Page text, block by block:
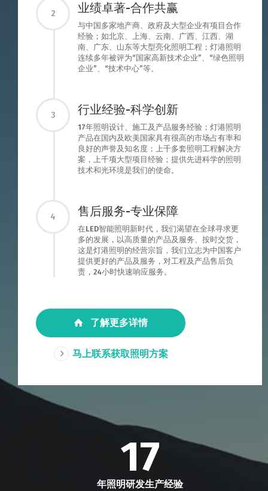
2 业绩卓著-合作共赢
与中国多家地产商、政府及大型企业有项目合作
经验；如北京、上海、云南、广西、江西、湖
南、广东、山东等大型亮化照明工程；灯港照明
连续多年被评为“国家高新技术企业”、“绿色照明
企业”、“技术中心”等。
3 行业经验-科学创新
17年照明设计、施工及产品服务经验；灯港照明
产品在国内及欧美国家具有很高的市场占有率和
良好的声誉及知名度；上千多套照明工程解决方
案，上千项大型项目经验；提供先进科学的照明
技术和光环境是我们的使命。
4 售后服务-专业保障
在LED智能照明新时代，我们渴望在全球寻求更
多的发展，以高质量的产品及服务、按时交货，
这是灯港照明的经营宗旨，我们立志为中国客户
提供更好的产品及服务，对工程及产品售后负
责，24小时快速响应服务。
了解更多详情
马上联系获取照明方案
17
年照明研发生产经验